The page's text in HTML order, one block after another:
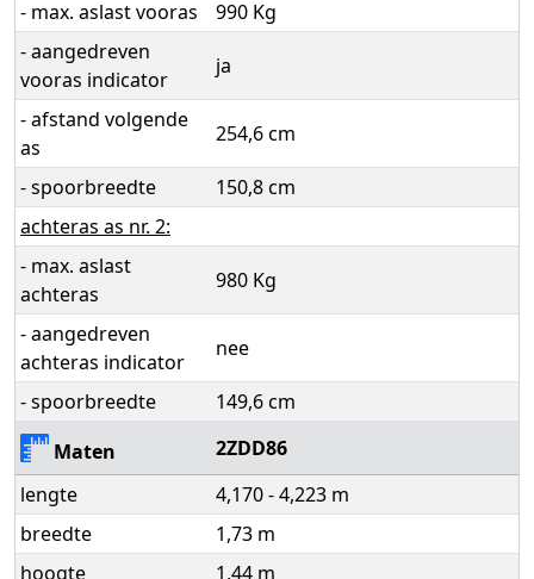
- max. aslast vooras
990 Kg
- aangedreven
vooras indicator
ja
- afstand volgende
as
254,6 cm
- spoorbreedte
150,8 cm
achteras as nr. 2:
- max. aslast
achteras
980 Kg
- aangedreven
achteras indicator
nee
- spoorbreedte
149,6 cm
Maten
2ZDD86
lengte
4,170 - 4,223 m
breedte
1,73 m
hoogte
1,44 m